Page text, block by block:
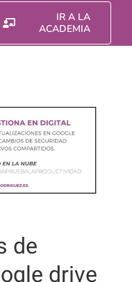
IR A LA
ACADEMIA
de
drive